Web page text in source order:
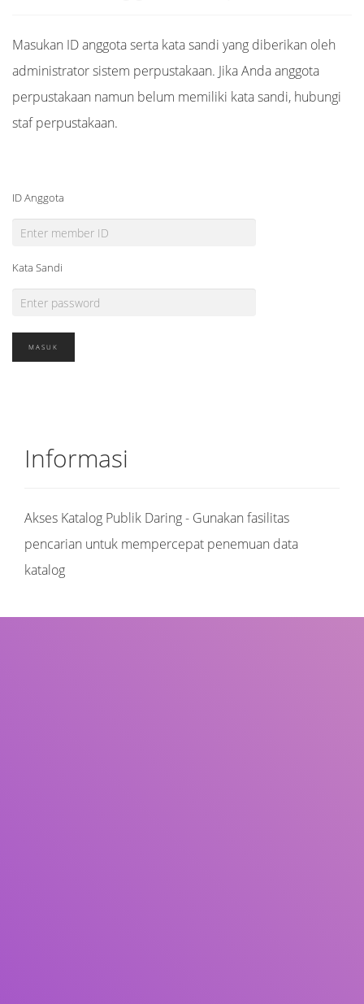
Masukan ID anggota serta kata sandi yang diberikan oleh
administrator sistem perpustakaan. Jika Anda anggota
perpustakaan namun belum memiliki kata sandi, hubungi
staf perpustakaan.
ID Anggota
Kata Sandi
Informasi
Akses Katalog Publik Daring - Gunakan fasilitas
pencarian untuk mempercepat penemuan data
katalog